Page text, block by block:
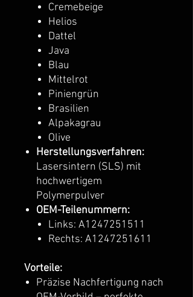
Cremebeige
Helios
Dattel
Java
Blau
Mittelrot
Piniengrün
Brasilien
Alpakagrau
Olive
Herstellungsverfahren:
Lasersintern (SLS) mit
hochwertigem
Polymerpulver
OEM-Teilenummern:
Links: A1247251511
Rechts: A1247251611
Vorteile:
Präzise Nachfertigung nach